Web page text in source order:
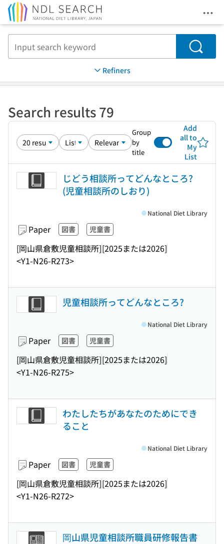
Search
Refiners
Search results 79
Group
by
title
Add
all to
My
List
じどう相談所ってどんなところ?
(児童相談所のしおり)
Paper 図書 児童書
[岡山県倉敷児童相談所][2025または2026]
<Y1-N26-R273>
National Diet Library
児童相談所ってどんなところ?
Paper 図書 児童書
[岡山県倉敷児童相談所][2025または2026]
<Y1-N26-R275>
National Diet Library
わたしたちがあなたのためにでき
ること
Paper 図書 児童書
[岡山県倉敷児童相談所][2025または2026]
<Y1-N26-R272>
National Diet Library
岡山県児童相談所職員研修報告書